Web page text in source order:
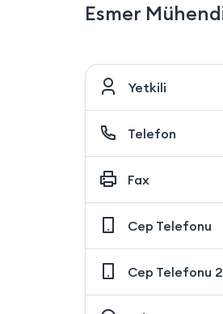
Esmer
Yetkili
Telefon
Fax
Cep Telefonu
Cep Telefonu 2